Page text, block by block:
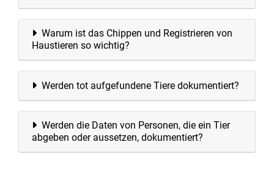
Warum ist das Chippen und Registrieren von
Haustieren so wichtig?
Werden tot aufgefundene Tiere dokumentiert?
Werden die Daten von Personen, die ein Tier
abgeben oder aussetzen, dokumentiert?